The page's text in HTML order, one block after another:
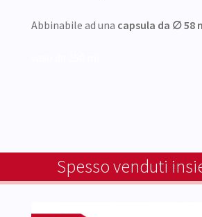
Abbinabile ad una capsula da ∅ 58
Spesso venduti